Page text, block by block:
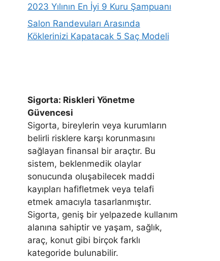
2023 Yılının En İyi 9 Kuru Şampuanı
Salon Randevuları Arasında
Köklerinizi Kapatacak 5 Saç Modeli
Sigorta: Riskleri Yönetme
Güvencesi
Sigorta, bireylerin veya kurumların
belirli risklere karşı korunmasını
sağlayan finansal bir araçtır. Bu
sistem, beklenmedik olaylar
sonucunda oluşabilecek maddi
kayıpları hafifletmek veya telafi
etmek amacıyla tasarlanmıştır.
Sigorta, geniş bir yelpazede kullanım
alanına sahiptir ve yaşam, sağlık,
araç, konut gibi birçok farklı
kategoride bulunabilir.